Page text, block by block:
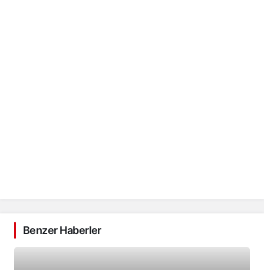
Benzer Haberler